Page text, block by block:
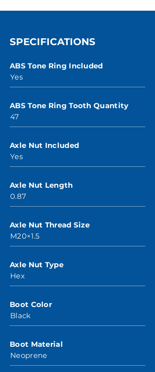
SPECIFICATIONS
ABS Tone Ring Included
Yes
ABS Tone Ring Tooth Quantity
47
Axle Nut Included
Yes
Axle Nut Length
0.87
Axle Nut Thread Size
M20×1.5
Axle Nut Type
Hex
Boot Color
Black
Boot Material
Neoprene